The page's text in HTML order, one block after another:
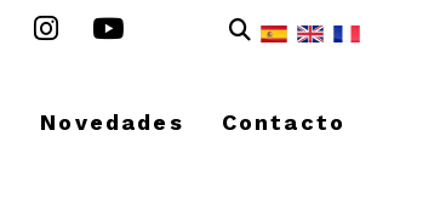
Novedades Contacto